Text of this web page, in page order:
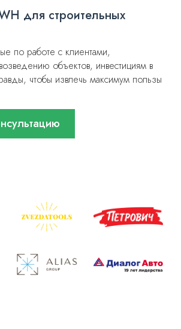
для строительных
по работе с клиентами,
объектов, инвестициям в
чтобы извлечь максимум пользы